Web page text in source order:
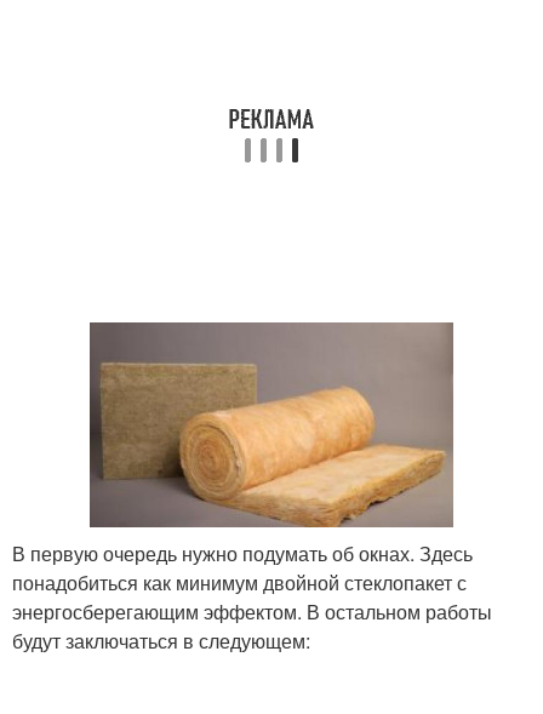
В первую очередь нужно подумать об окнах. Здесь
понадобиться как минимум двойной стеклопакет с
энергосберегающим эффектом. В остальном работы
будут заключаться в следующем: